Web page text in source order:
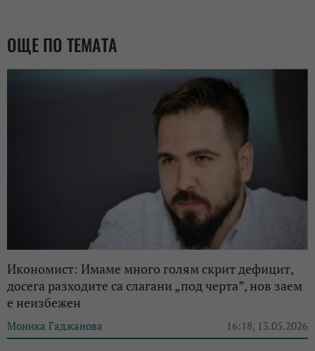
ОЩЕ ПО ТЕМАТА
Икономист: Имаме много голям скрит дефицит,
досега разходите са слагани „под черта”, нов заем
е неизбежен
Моника Гаджанова 16:18, 13.05.2026